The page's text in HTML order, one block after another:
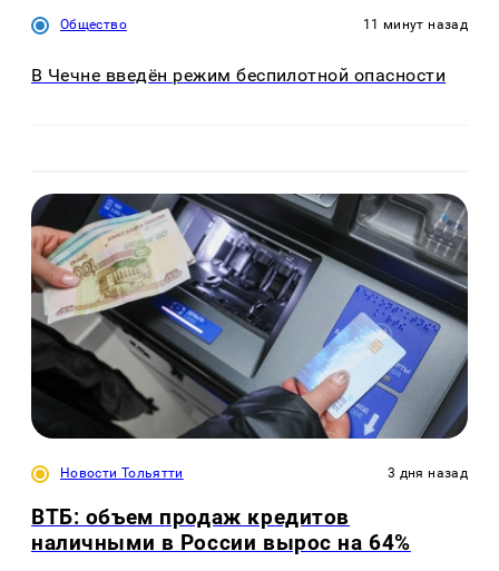
Общество 11 минут назад
В Чечне введён режим беспилотной опасности
Новости Тольятти 3 дня назад
ВТБ: объем продаж кредитов
наличными в России вырос на 64%